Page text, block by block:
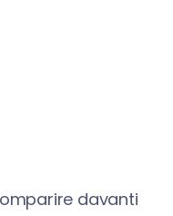
davanti